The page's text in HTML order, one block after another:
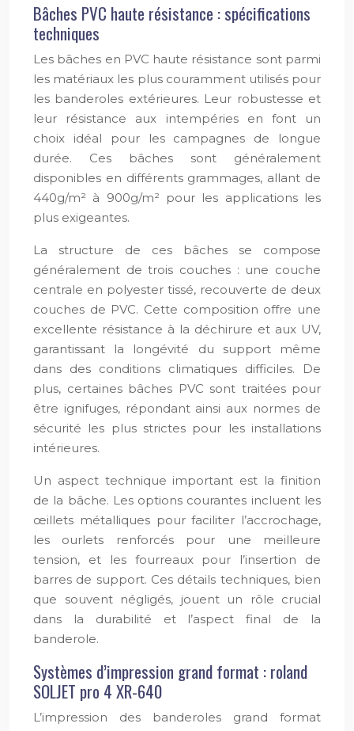
Bâches PVC haute résistance : spécifications
techniques
Les bâches en PVC haute résistance sont parmi
les matériaux les plus couramment utilisés pour
les banderoles extérieures. Leur robustesse et
leur résistance aux intempéries en font un
choix idéal pour les campagnes de longue
durée. Ces bâches sont généralement
disponibles en différents grammages, allant de
440g/m² à 900g/m² pour les applications les
plus exigeantes.
La structure de ces bâches se compose
généralement de trois couches : une couche
centrale en polyester tissé, recouverte de deux
couches de PVC. Cette composition offre une
excellente résistance à la déchirure et aux UV,
garantissant la longévité du support même
dans des conditions climatiques difficiles. De
plus, certaines bâches PVC sont traitées pour
être ignifuges, répondant ainsi aux normes de
sécurité les plus strictes pour les installations
intérieures.
Un aspect technique important est la finition
de la bâche. Les options courantes incluent les
œillets métalliques pour faciliter l’accrochage,
les ourlets renforcés pour une meilleure
tension, et les fourreaux pour l’insertion de
barres de support. Ces détails techniques, bien
que souvent négligés, jouent un rôle crucial
dans la durabilité et l’aspect final de la
banderole.
Systèmes d’impression grand format : roland
SOLJET pro 4 XR-640
L’impression des banderoles grand format